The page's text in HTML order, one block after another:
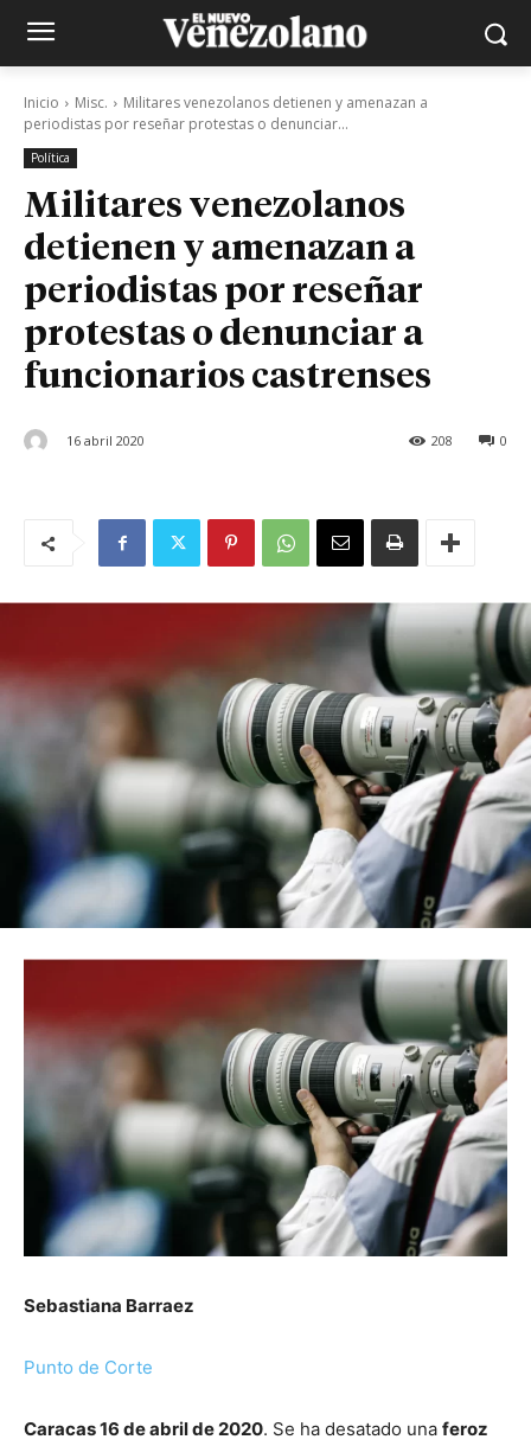
Inicio Misc.
Militares venezolanos detienen y amenazan a
periodistas por reseñar protestas o denunciar...
Política
Militares venezolanos
detienen y amenazan a
periodistas por reseñar
protestas o denunciar a
funcionarios castrenses
16 abril 2020 0
208
Sebastiana Barraez
Punto de Corte
Caracas 16 de abril de 2020. Se ha desatado una feroz